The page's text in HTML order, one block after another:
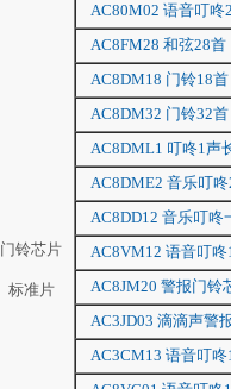
门铃芯片
标准片
AC80M02 语音叮咚
AC8FM28 和弦28首
AC8DM18 门铃18首
AC8DM32 门铃32首
AC8DML1 叮咚1声
AC8DME2 音乐叮
AC8DD12 音乐叮咚
AC8VM12 语音叮咚
AC8JM20 警报门铃
AC3JD03 滴滴声警
AC3CM13 语音叮咚